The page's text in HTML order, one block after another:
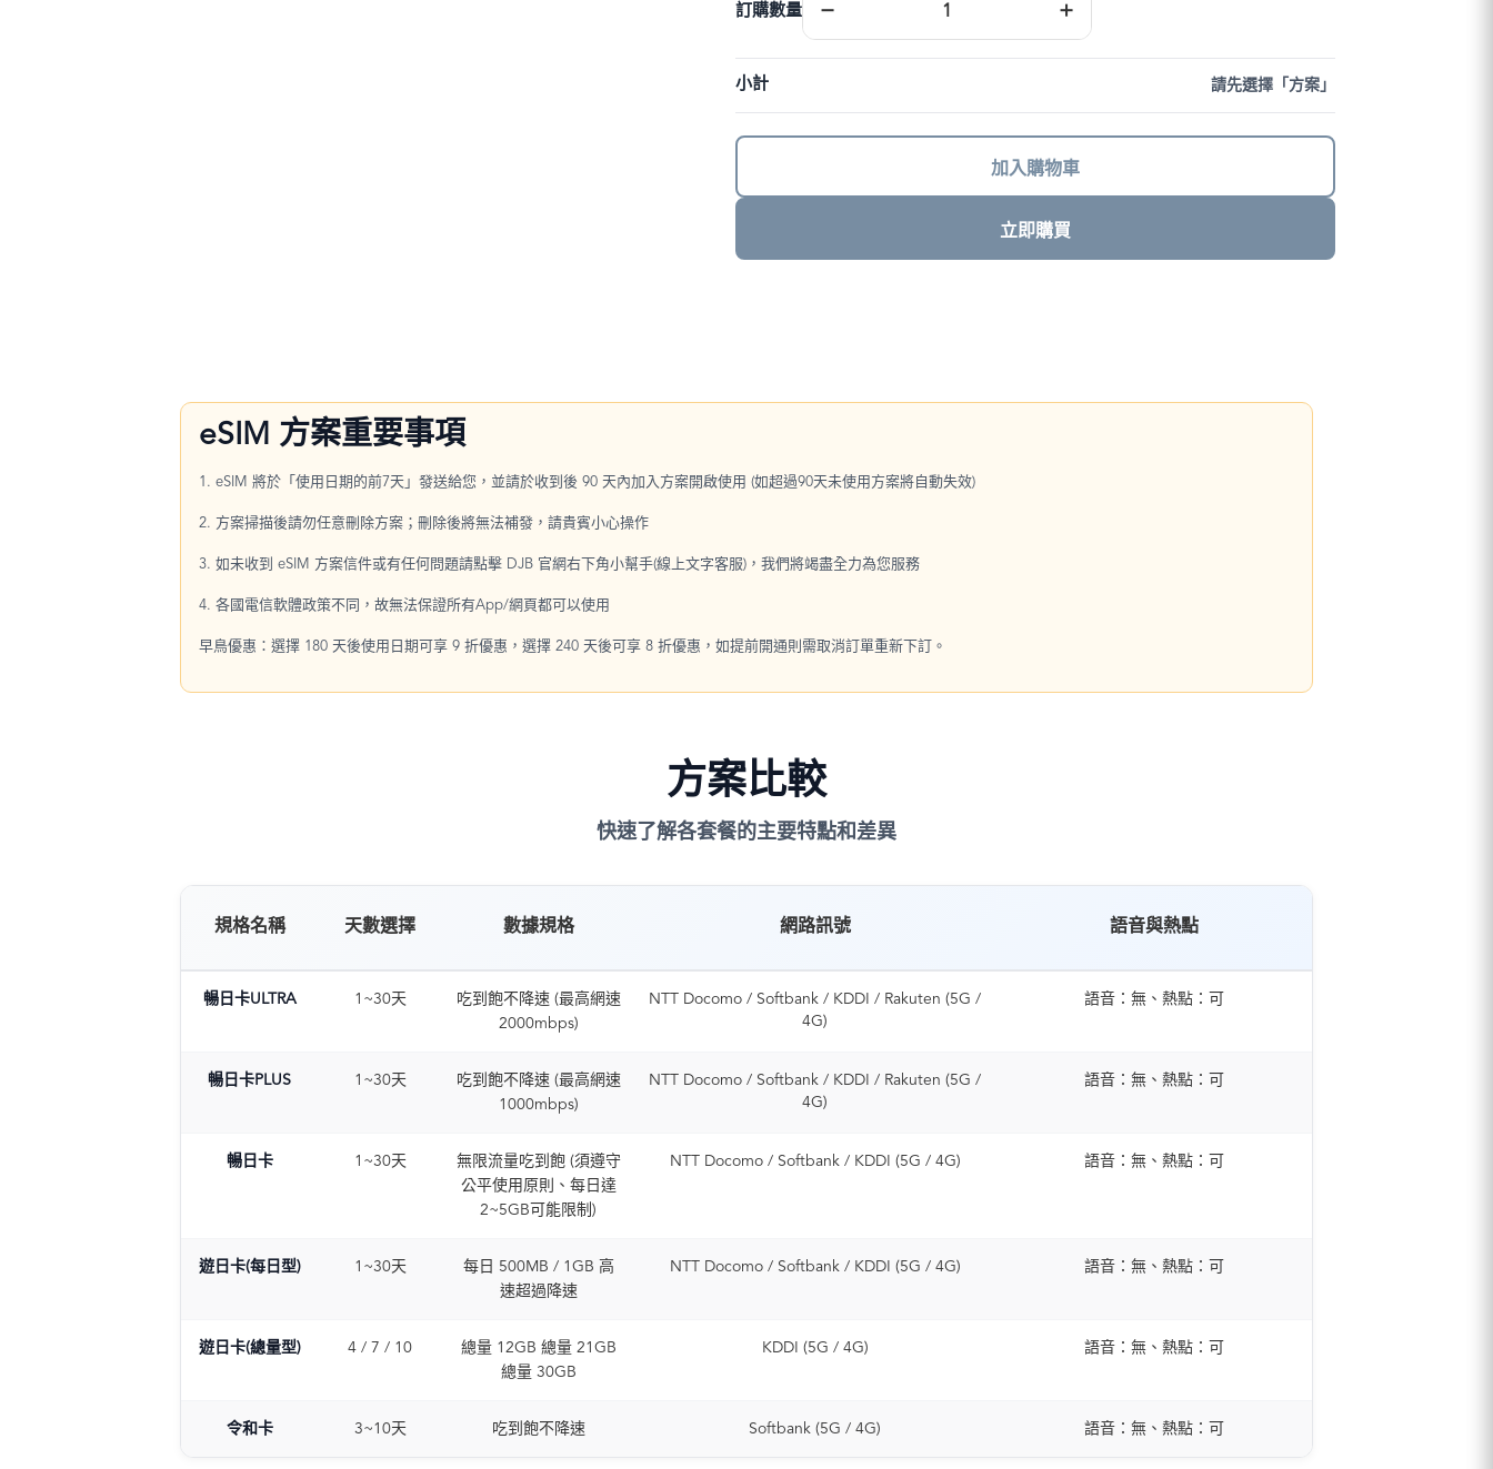
訂購數量 − +
小計 請先選擇「方案」
加入購物車
立即購買
eSIM 方案重要事項
1. eSIM 將於「使用日期的前7天」發送給您，並請於收到後 90 天內加入方案開啟使用 (如超過90天未使用方案將自動失效)
2. 方案掃描後請勿任意刪除方案；刪除後將無法補發，請貴賓小心操作
3. 如未收到 eSIM 方案信件或有任何問題請點擊 DJB 官網右下角小幫手(線上文字客服)，我們將竭盡全力為您服務
4. 各國電信軟體政策不同，故無法保證所有App/網頁都可以使用
早鳥優惠：選擇 180 天後使用日期可享 9 折優惠，選擇 240 天後可享 8 折優惠，如提前開通則需取消訂單重新下訂。
方案比較
快速了解各套餐的主要特點和差異
規格名稱 天數選擇 數據規格 網路訊號 語音與熱點
暢日卡ULTRA 1~30天
吃到飽不降速 (最高網速
2000mbps)
NTT Docomo / Softbank / KDDI / Rakuten (5G /
4G)
語音：無、熱點：可
暢日卡PLUS 1~30天
吃到飽不降速 (最高網速
1000mbps)
NTT Docomo / Softbank / KDDI / Rakuten (5G /
4G)
語音：無、熱點：可
暢日卡 1~30天
無限流量吃到飽 (須遵守
公平使用原則、每日達
2~5GB可能限制)
NTT Docomo / Softbank / KDDI (5G / 4G) 語音：無、熱點：可
遊日卡(每日型) 1~30天
每日 500MB / 1GB 高
速超過降速
NTT Docomo / Softbank / KDDI (5G / 4G) 語音：無、熱點：可
遊日卡(總量型) 4 / 7 / 10
總量 12GB 總量 21GB
總量 30GB
KDDI (5G / 4G) 語音：無、熱點：可
令和卡 3~10天 吃到飽不降速 Softbank (5G / 4G) 語音：無、熱點：可